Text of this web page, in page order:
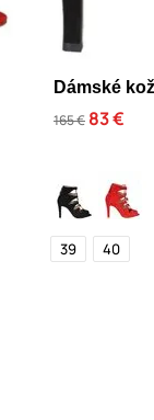
Dámské
165 € 83 €
39 40